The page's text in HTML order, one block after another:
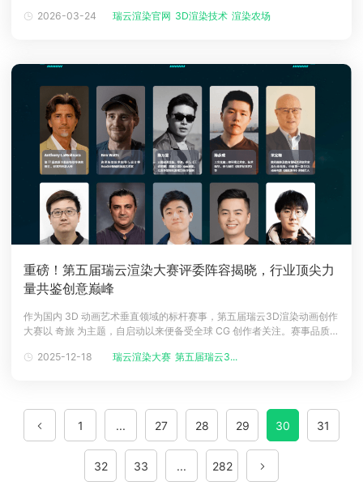
染农场，瑞云渲染基于海量实战案例，精准拆解 CPU 满载的核心诱因，
2026-03-24 瑞云渲染官网 3D渲染技术 渲染农场
重磅！第五届瑞云渲染大赛评委阵容揭晓，行业顶尖力
量共鉴创意巅峰
作为国内 3D 动画艺术垂直领域的标杆赛事，第五届瑞云3D渲染动画创作
大赛以 奇旅 为主题，自启动以来便备受全球 CG 创作者关注。赛事品质的
师、国际顶级工作室技术专家、国内爆款影视游戏视效领军者等行业顶尖
2025-12-18 瑞云渲染大赛 第五届瑞云3...
1 ... 27 28 29 30 31
32 33 ... 282